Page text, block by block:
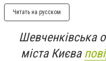
Читать на русском
Шевченківська
міста Києва